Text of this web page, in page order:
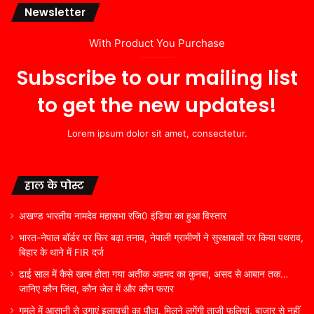
Newsletter
With Product You Purchase
Subscribe to our mailing list
to get the new updates!
Lorem ipsum dolor sit amet, consectetur.
हाल के पोस्ट
अखण्ड भारतीय नामदेव महासभा रजि0 इंडिया का हुआ विस्तार
भारत-नेपाल बॉर्डर पर फिर बढ़ा तनाव, नेपाली ग्रामीणों ने सुरक्षाबलों पर किया पथराव,
बिहार के थाने में FIR दर्ज
ढाई साल में कैसे खत्म होता गया अतीक अहमद का कुनबा, असद से आबान तक…
जानिए कौन जिंदा, कौन जेल में और कौन फरार
गमले में आसानी से उगाएं इलायची का पौधा, मिलने लगेंगी ताजी फलियां, बाजार से नहीं